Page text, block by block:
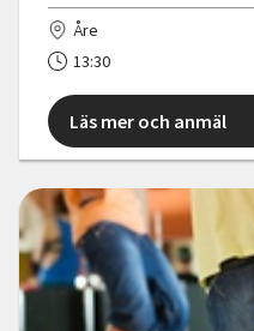
Åre
13:30
Läs mer och anmäl